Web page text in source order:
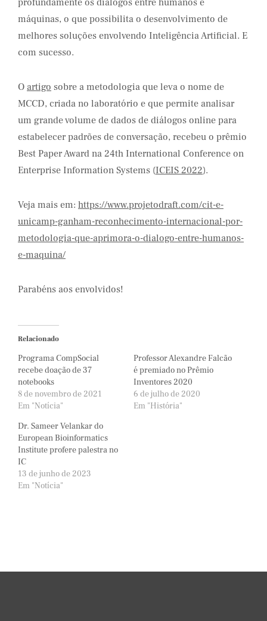
profundamente os diálogos entre humanos e
máquinas, o que possibilita o desenvolvimento de
melhores soluções envolvendo Inteligência Artificial. E
com sucesso.
O artigo sobre a metodologia que leva o nome de
MCCD, criada no laboratório e que permite analisar
um grande volume de dados de diálogos online para
estabelecer padrões de conversação, recebeu o prêmio
Best Paper Award na 24th International Conference on
Enterprise Information Systems (ICEIS 2022).
Veja mais em: https://www.projetodraft.com/cit-e-
unicamp-ganham-reconhecimento-internacional-por-
metodologia-que-aprimora-o-dialogo-entre-humanos-
e-maquina/
Parabéns aos envolvidos!
Relacionado
Programa CompSocial
recebe doação de 37
notebooks
8 de novembro de 2021
Em "Notícia"
Professor Alexandre Falcão
é premiado no Prêmio
Inventores 2020
6 de julho de 2020
Em "História"
Dr. Sameer Velankar do
European Bioinformatics
Institute profere palestra no
IC
13 de junho de 2023
Em "Notícia"